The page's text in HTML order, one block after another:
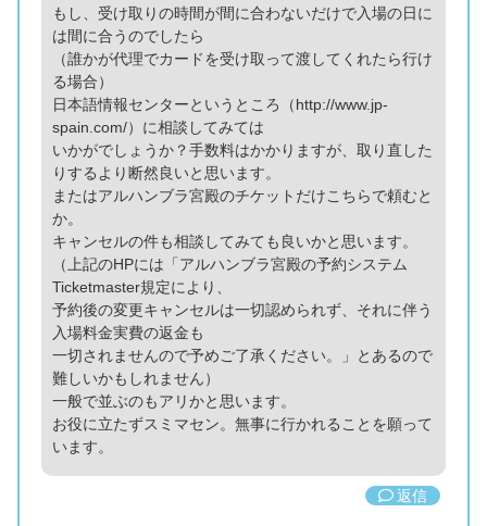
もし、受け取りの時間が間に合わないだけで入場の日に
は間に合うのでしたら
（誰かが代理でカードを受け取って渡してくれたら行け
る場合）
日本語情報センターというところ（http://www.jp-
spain.com/）に相談してみては
いかがでしょうか？手数料はかかりますが、取り直した
りするより断然良いと思います。
またはアルハンブラ宮殿のチケットだけこちらで頼むと
か。
キャンセルの件も相談してみても良いかと思います。
（上記のHPには「アルハンブラ宮殿の予約システム
Ticketmaster規定により、
予約後の変更キャンセルは一切認められず、それに伴う
入場料金実費の返金も
一切されませんので予めご了承ください。」とあるので
難しいかもしれません）
一般で並ぶのもアリかと思います。
お役に立たずスミマセン。無事に行かれることを願って
います。
返信